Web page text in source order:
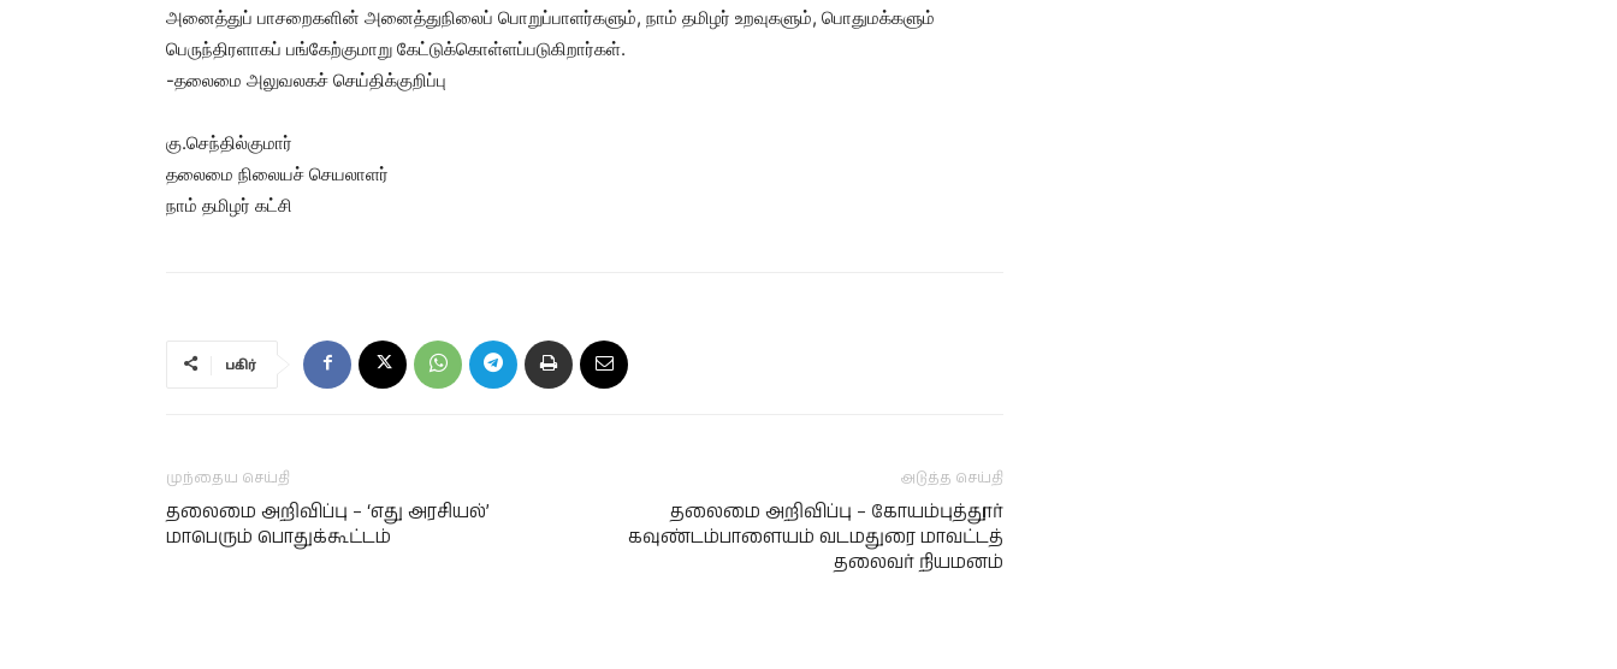
அனைத்துப் பாசறைகளின் அனைத்துநிலைப் பொறுப்பாளர்களும், நாம் தமிழர் உறவுகளும், பொதுமக்களும்
பெருந்திரளாகப் பங்கேற்குமாறு கேட்டுக்கொள்ளப்படுகிறார்கள்.
-தலைமை அலுவலகச் செய்திக்குறிப்பு
கு.செந்தில்குமார்
தலைமை நிலையச் செயலாளர்
நாம் தமிழர் கட்சி
பகிர்
முந்தைய செய்தி
தலைமை அறிவிப்பு – ‘எது அரசியல்’
மாபெரும் பொதுக்கூட்டம்
அடுத்த செய்தி
தலைமை அறிவிப்பு – கோயம்புத்தூர்
கவுண்டம்பாளையம் வடமதுரை மாவட்டத்
தலைவர் நியமனம்